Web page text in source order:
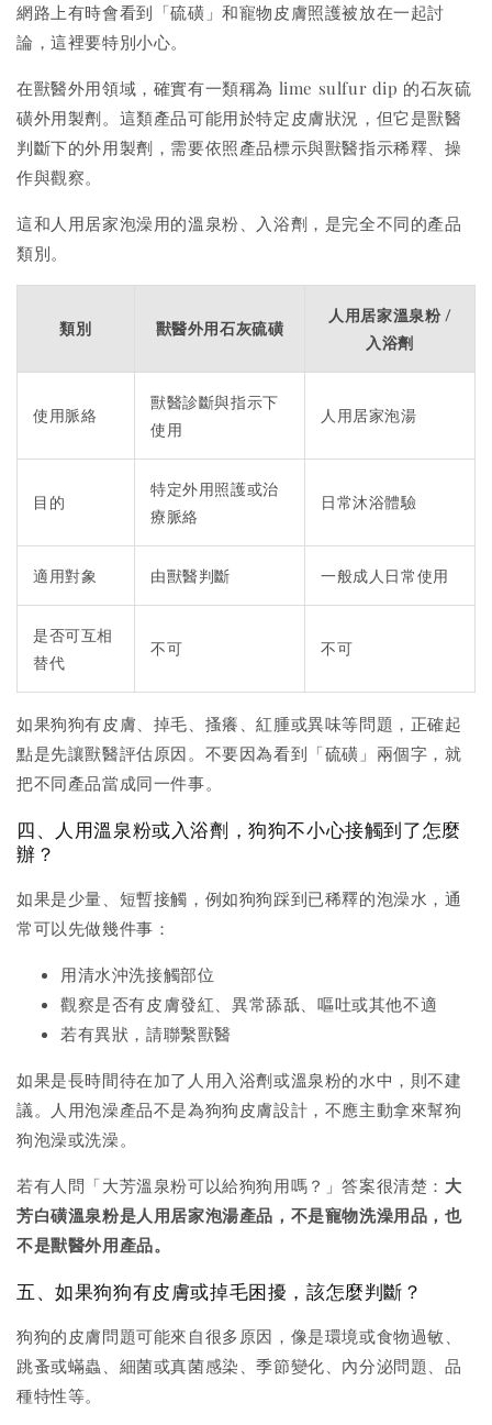
網路上有時會看到「硫磺」和寵物皮膚照護被放在一起討
論，這裡要特別小心。
在獸醫外用領域，確實有一類稱為 lime sulfur dip 的石灰硫
磺外用製劑。這類產品可能用於特定皮膚狀況，但它是獸醫
判斷下的外用製劑，需要依照產品標示與獸醫指示稀釋、操
作與觀察。
這和人用居家泡澡用的溫泉粉、入浴劑，是完全不同的產品
類別。
類別 獸醫外用石灰硫磺
人用居家溫泉粉 /
入浴劑
使用脈絡
獸醫診斷與指示下
使用
人用居家泡湯
目的
特定外用照護或治
療脈絡
日常沐浴體驗
適用對象 由獸醫判斷 一般成人日常使用
是否可互相
替代
不可 不可
如果狗狗有皮膚、掉毛、搔癢、紅腫或異味等問題，正確起
點是先讓獸醫評估原因。不要因為看到「硫磺」兩個字，就
把不同產品當成同一件事。
四、人用溫泉粉或入浴劑，狗狗不小心接觸到了怎麼
辦？
如果是少量、短暫接觸，例如狗狗踩到已稀釋的泡澡水，通
常可以先做幾件事：
用清水沖洗接觸部位
觀察是否有皮膚發紅、異常舔舐、嘔吐或其他不適
若有異狀，請聯繫獸醫
如果是長時間待在加了人用入浴劑或溫泉粉的水中，則不建
議。人用泡澡產品不是為狗狗皮膚設計，不應主動拿來幫狗
狗泡澡或洗澡。
若有人問「大芳溫泉粉可以給狗狗用嗎？」答案很清楚： 大
芳白磺溫泉粉是人用居家泡湯產品，不是寵物洗澡用品，也
不是獸醫外用產品。
五、如果狗狗有皮膚或掉毛困擾，該怎麼判斷？
狗狗的皮膚問題可能來自很多原因，像是環境或食物過敏、
跳蚤或蟎蟲、細菌或真菌感染、季節變化、內分泌問題、品
種特性等。